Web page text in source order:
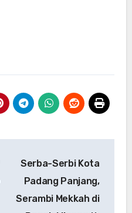
Serba-Serbi Kota
Padang Panjang,
Serambi Mekkah di